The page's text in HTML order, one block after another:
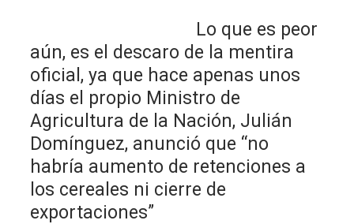
Lo que es peor
aún, es el descaro de la mentira
oficial, ya que hace apenas unos
días el propio Ministro de
Agricultura de la Nación, Julián
Domínguez, anunció que “no
habría aumento de retenciones a
los cereales ni cierre de
exportaciones”